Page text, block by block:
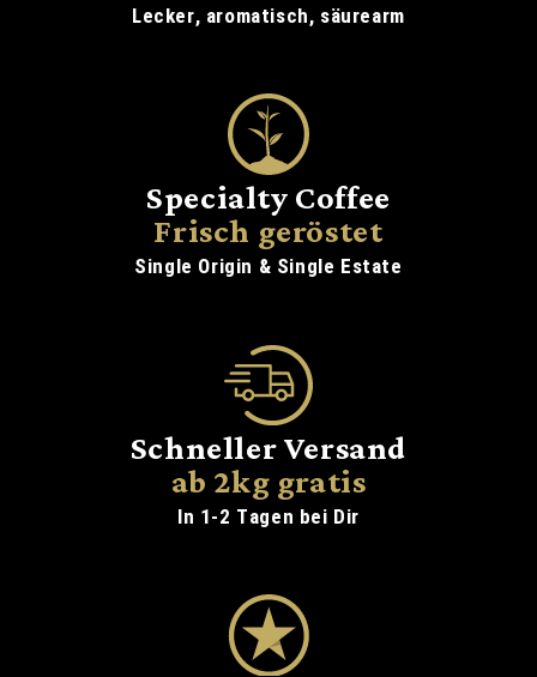
Lecker, aromatisch, säurearm
Specialty Coffee
Frisch geröstet
Single Origin & Single Estate
Schneller Versand
ab 2kg gratis
In 1-2 Tagen bei Dir